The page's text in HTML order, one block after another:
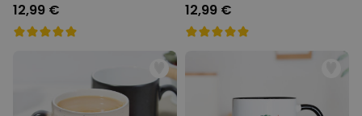
12,99 € 12,99 €